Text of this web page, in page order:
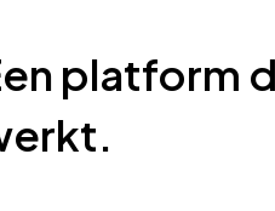
platform